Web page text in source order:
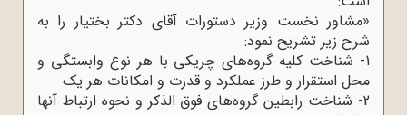
«مشاور نخست وزیر دستورات آقای دکتر بختیار را به
شرح زیر تشریح نمود:
1- شناخت کلیه گروه‌های چریکی با هر نوع وابستگی و
محل استقرار و طرز عملکرد و قدرت و امکانات هر یک
2- شناخت رابطین گروه‌های فوق الذکر و نحوه ارتباط آنها